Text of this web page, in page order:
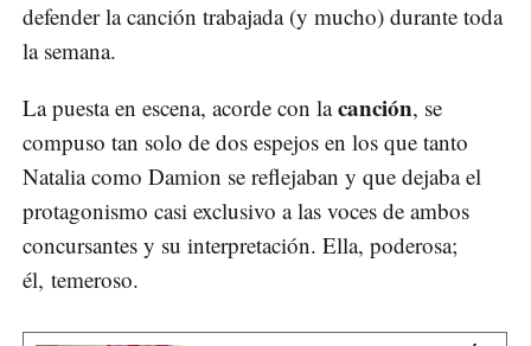
defender la canción trabajada (y mucho) durante toda
la semana.
La puesta en escena, acorde con lacanción, se
compuso tan solo de dos espejos en los que tanto
Natalia como Damion se reflejaban y que dejaba el
protagonismo casi exclusivo a las voces de ambos
concursantes y su interpretación. Ella, poderosa;
él, temeroso.